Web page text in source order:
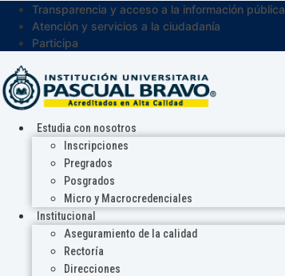
Transparencia y acceso a la información pública
Atención y servicios a la ciudadanía
Participa
Estudia con nosotros
Inscripciones
Pregrados
Posgrados
Micro y Macrocredenciales
Institucional
Aseguramiento de la calidad
Rectoría
Direcciones